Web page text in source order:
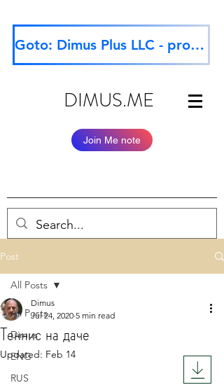
Goto: Dimus Plus LLC - professional website
DIMUS.ME
Join Me note
Post
All Posts
Dimus
ENG
RUS
All Posts
Теннис на даче
Dimus
Jul 24, 2020 5 min read
Updated: Feb 14